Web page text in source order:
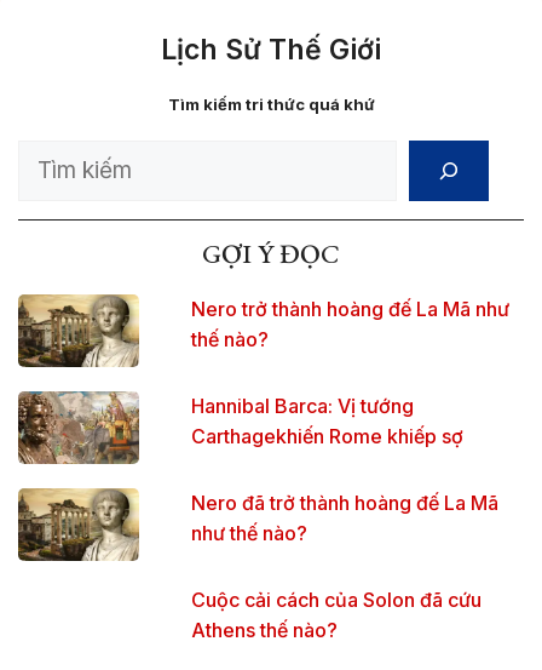
Lịch Sử Thế Giới
Tìm kiếm tri thức quá khứ
Search
GỢI Ý ĐỌC
Nero trở thành hoàng đế La Mã như
thế nào?
Hannibal Barca: Vị tướng
Carthagekhiến Rome khiếp sợ
Nero đã trở thành hoàng đế La Mã
như thế nào?
Cuộc cải cách của Solon đã cứu
Athens thế nào?